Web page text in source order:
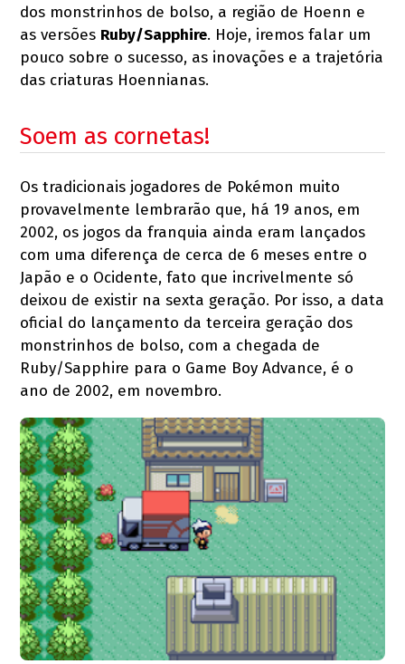
dos monstrinhos de bolso, a região de Hoenn e
as versões Ruby/Sapphire. Hoje, iremos falar um
pouco sobre o sucesso, as inovações e a trajetória
das criaturas Hoennianas.
Soem as cornetas!
Os tradicionais jogadores de Pokémon muito
provavelmente lembrarão que, há 19 anos, em
2002, os jogos da franquia ainda eram lançados
com uma diferença de cerca de 6 meses entre o
Japão e o Ocidente, fato que incrivelmente só
deixou de existir na sexta geração. Por isso, a data
oficial do lançamento da terceira geração dos
monstrinhos de bolso, com a chegada de
Ruby/Sapphire para o Game Boy Advance, é o
ano de 2002, em novembro.